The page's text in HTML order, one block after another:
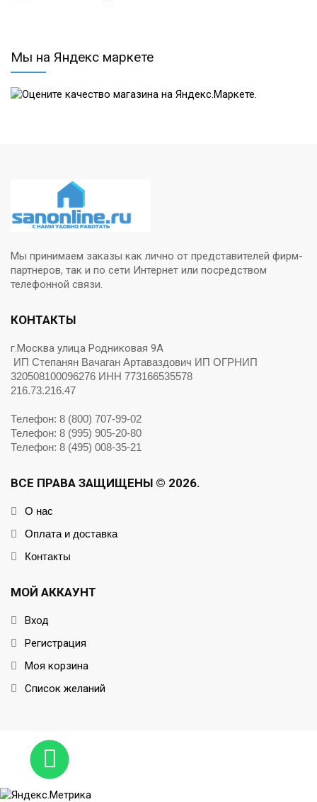
Мы на Яндекс маркете
Мы принимаем заказы как лично от представителей фирм-
партнеров, так и по сети Интернет или посредством
телефонной связи.
КОНТАКТЫ
г.Москва улица Родниковая 9А
ИП Степанян Вачаган Артаваздович ИП ОГРНИП
320508100096276 ИНН 773166535578
216.73.216.47
Телефон: 8 (800) 707-99-02
Телефон: 8 (995) 905-20-80
Телефон: 8 (495) 008-35-21
ВСЕ ПРАВА ЗАЩИЩЕНЫ © 2026.
О нас
Оплата и доставка
Контакты
МОЙ АККАУНТ
Вход
Регистрация
Моя корзина
Список желаний